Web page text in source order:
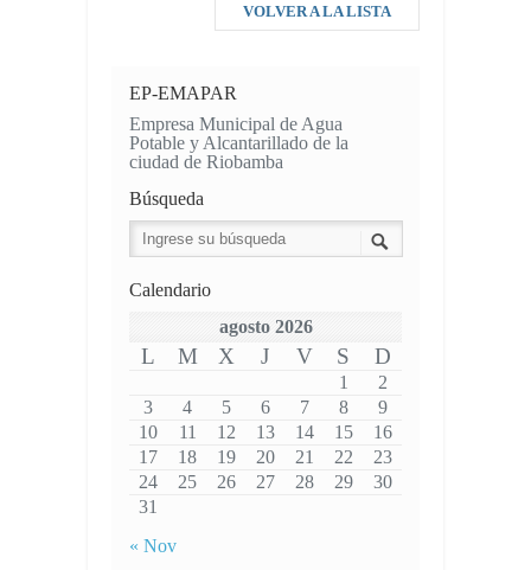
VOLVER A LA LISTA
EP-EMAPAR
Empresa Municipal de Agua
Potable y Alcantarillado de la
ciudad de Riobamba
Búsqueda
Calendario
agosto 2026
L M X J V S D
1
2
3
4 5 6 7 8
9
10
11 12 13 14 15
16
17
18 19 20 21 22
23
24
25 26 27 28 29
30
31
« Nov